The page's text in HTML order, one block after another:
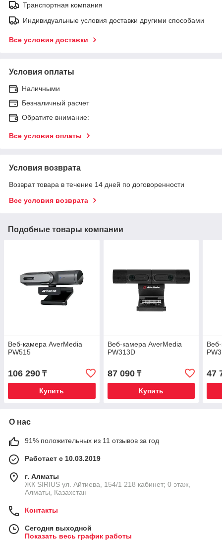
Транспортная компания
Индивидуальные условия доставки другими способами
Все условия доставки
Условия оплаты
Наличными
Безналичный расчет
Обратите внимание:
Все условия оплаты
Условия возврата
Возврат товара в течение 14 дней по договоренности
Все условия возврата
Подобные товары компании
Веб-камера AverMedia
PW515
106 290 ₸
Купить
Веб-камера AverMedia
PW313D
87 090₸
Купить
47
О нас
91% положительных из 11 отзывов за год
Работает с 10.03.2019
г. Алматы
​ЖК SIRIUS​ ул. Айтиева, 154/1​ 218 кабинет; 0 этаж,
Алматы, Казахстан
Контакты
Сегодня выходной
Показать весь график работы